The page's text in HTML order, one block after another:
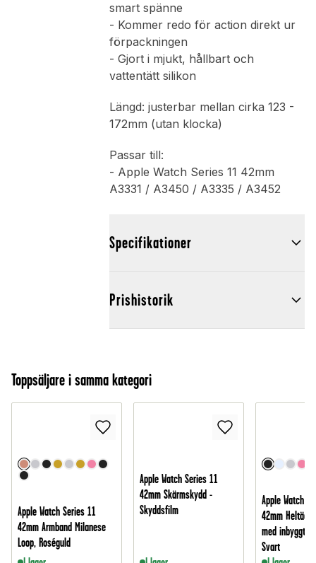
smart spänne
- Kommer redo för action direkt ur
förpackningen
- Gjort i mjukt, hållbart och
vattentätt silikon
Längd: justerbar mellan cirka 123 -
172mm (utan klocka)
Passar till:
- Apple Watch Series 11 42mm
A3331 / A3450 / A3335 / A3452
Specifikationer
Prishistorik
Toppsäljare i samma kategori
Apple Watch Series 11
42mm Armband Milanese
Loop, Roséguld
Apple Watch Series 11
42mm Skärmskydd -
Skyddsfilm
Apple Watch
42mm
med inbyggt
Svart